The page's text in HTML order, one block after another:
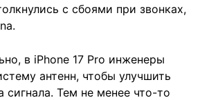
с сбоями при звонках,
в iPhone 17 Pro инженеры
антенн, чтобы улучшить
сигнала. Тем не менее что-то